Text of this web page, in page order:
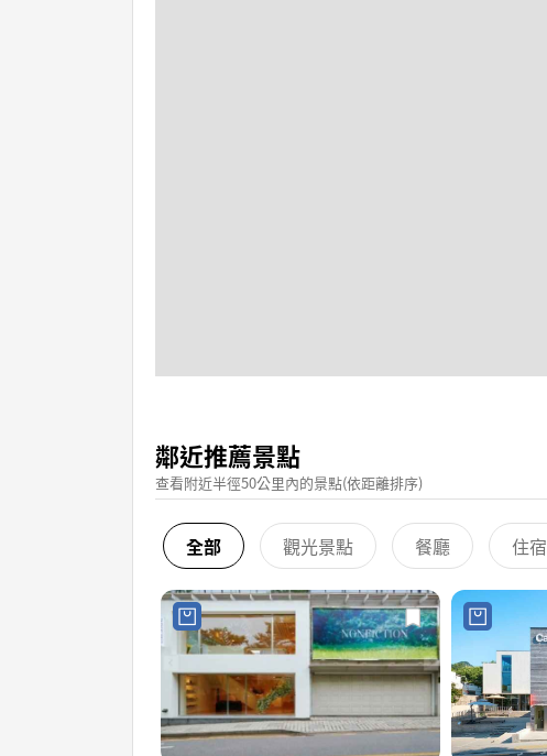
鄰近推薦景點
查看附近半徑50公里內的景點(依距離排序)
全部 觀光景點 餐廳 住宿